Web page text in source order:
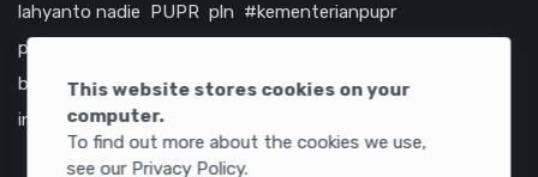
This website stores cookies on your
computer.
To find out more about the cookies we use,
see our Privacy Policy.
lahyanto nadie PUPR pln #kementerianpupr
prabowo subianto
bumn
jasa marga jtts china tol amerika serikat
infrastruktur